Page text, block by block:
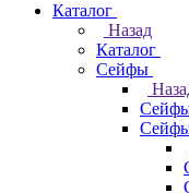
Каталог
Назад
Каталог
Cейфы